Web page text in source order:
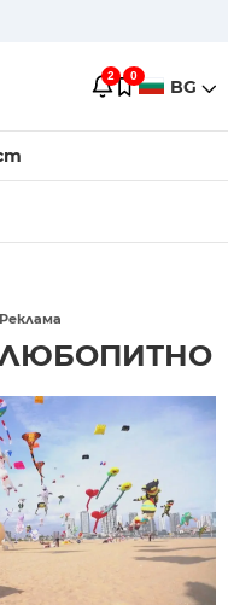
2 0 BG
Реклама